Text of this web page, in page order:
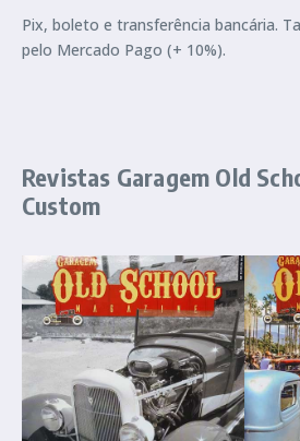
Pix, boleto e transferência bancária.
pelo Mercado Pago (+ 10%).
Revistas Garagem Old
Custom